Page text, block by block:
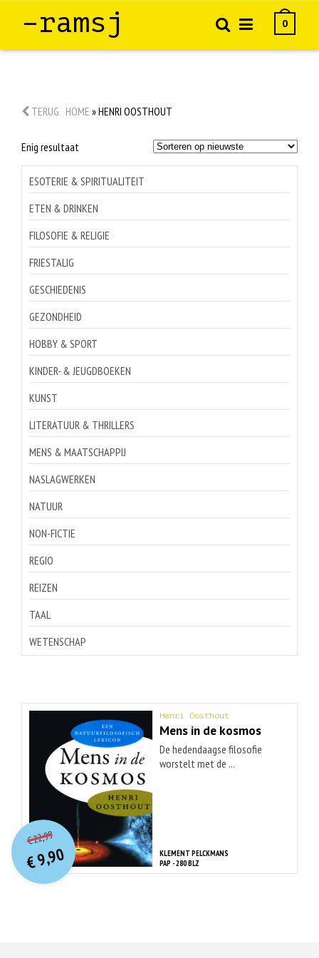
–ramsj 0
TERUG HOME »HENRI OOSTHOUT
Enig resultaat
ESOTERIE & SPIRITUALITEIT
ETEN & DRINKEN
FILOSOFIE & RELIGIE
FRIESTALIG
GESCHIEDENIS
GEZONDHEID
HOBBY & SPORT
KINDER- & JEUGDBOEKEN
KUNST
LITERATUUR & THRILLERS
MENS & MAATSCHAPPIJ
NASLAGWERKEN
NATUUR
NON-FICTIE
REGIO
REIZEN
TAAL
WETENSCHAP
Henri Oosthout
Mens in de kosmos
De hedendaagse filosofie
worstelt met de ...
KLEMENT PELCKMANS
PAP - 280 BLZ
€22,99O
orspr
onkelijke
prijs
was:
€ 22,99.
€9,90
Huidige
prijs
is:
€ 9,90.